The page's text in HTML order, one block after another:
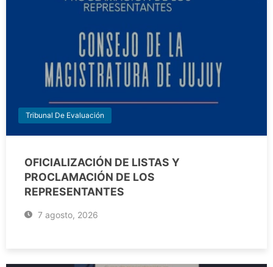
Tribunal De Evaluación
OFICIALIZACIÓN DE LISTAS Y
PROCLAMACIÓN DE LOS
REPRESENTANTES
7 agosto, 2026